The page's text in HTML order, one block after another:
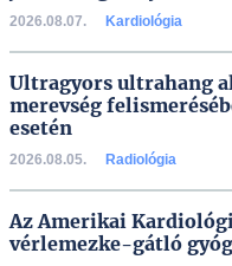
2026.08.07. Kardiológia
Ultragyors ultrahang
merevség
esetén
2026.08.05. Radiológia
Az Amerikai
vérlemezke-gátló